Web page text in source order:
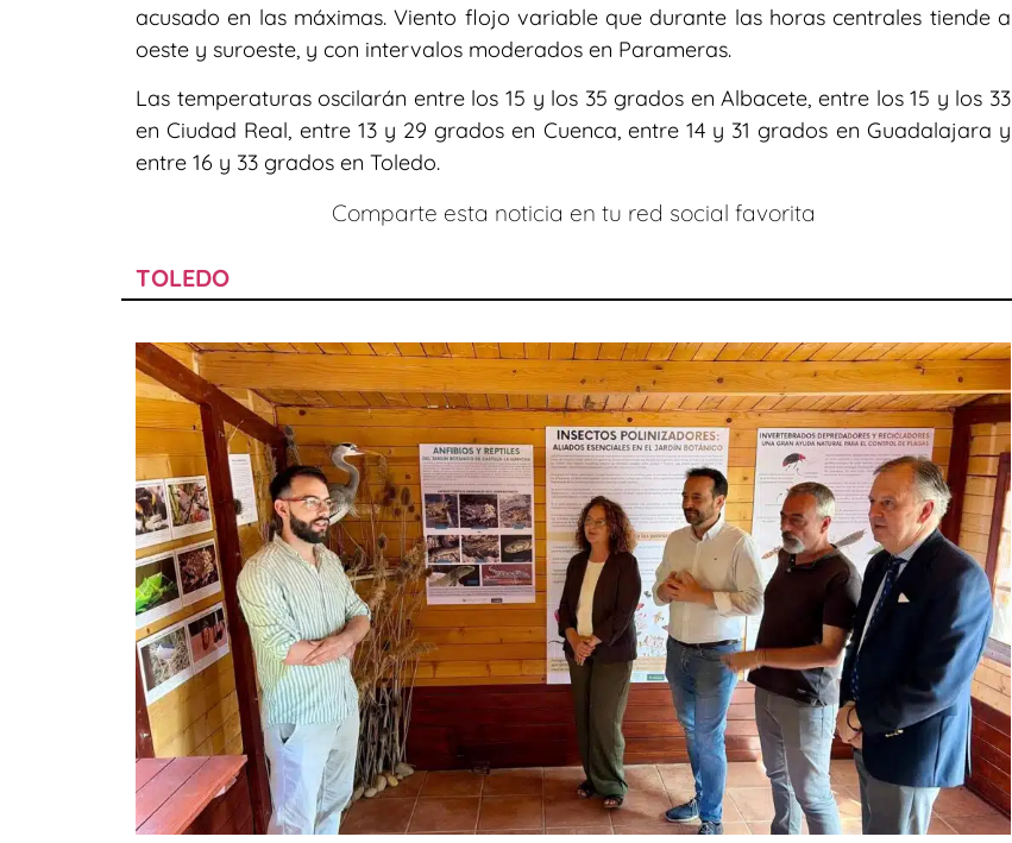
acusado en las máximas. Viento flojo variable que durante las horas centrales tiende a
oeste y suroeste, y con intervalos moderados en Parameras.
Las temperaturas oscilarán entre los 15 y los 35 grados en Albacete, entre los 15 y los 33
en Ciudad Real, entre 13 y 29 grados en Cuenca, entre 14 y 31 grados en Guadalajara y
entre 16 y 33 grados en Toledo.
Comparte esta noticia en tu red social favorita
TOLEDO